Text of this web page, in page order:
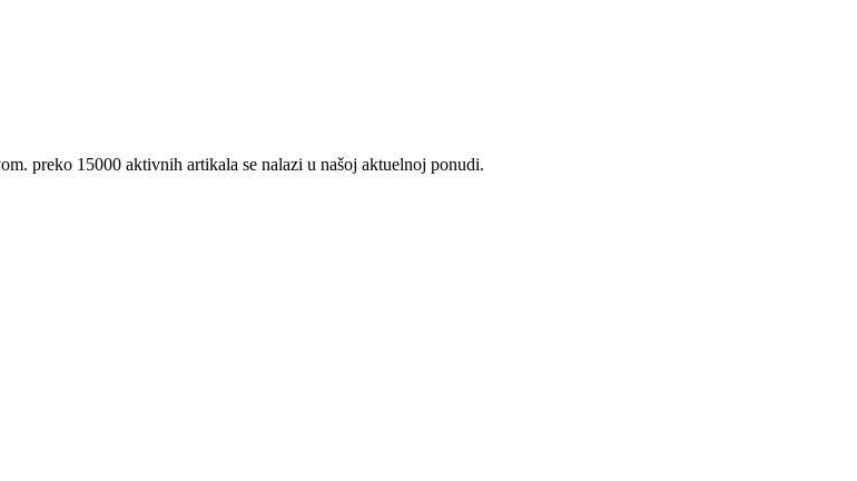
preko 15000 aktivnih artikala se nalazi u našoj aktuelnoj ponudi.